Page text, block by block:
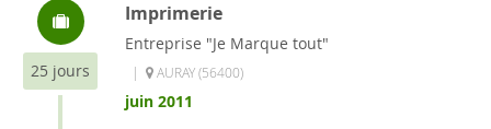
25 jours
Imprimerie
Entreprise "Je Marque tout"
| AURAY (56400)
juin 2011